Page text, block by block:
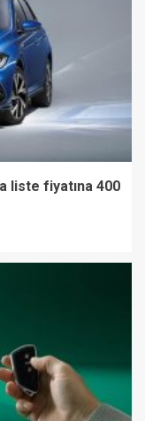
liste fiyatına 400